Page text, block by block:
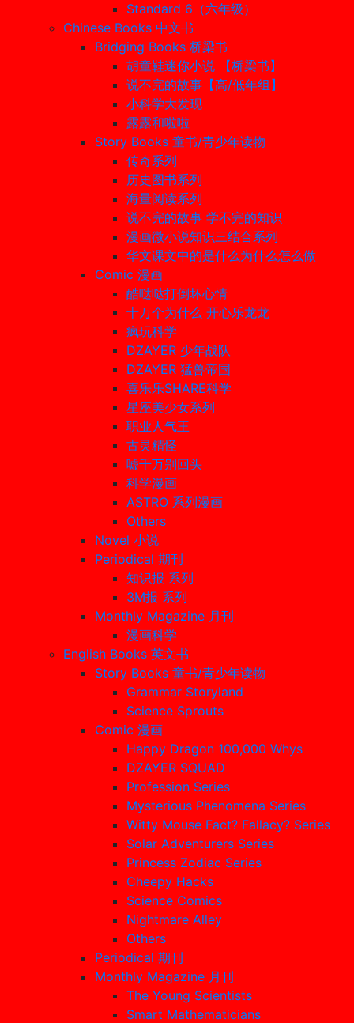
Standard 6（六年级）
Chinese Books 中文书
Bridging Books 桥梁书
胡童鞋迷你小说 【桥梁书】
说不完的故事【高/低年组】
小科学大发现
露露和啦啦
Story Books 童书/青少年读物
传奇系列
历史图书系列
海量阅读系列
说不完的故事 学不完的知识
漫画微小说知识三结合系列
华文课文中的是什么为什么怎么做
Comic 漫画
酷哒哒打倒坏心情
十万个为什么 开心乐龙龙
疯玩科学
DZAYER 少年战队
DZAYER 猛兽帝国
喜乐乐SHARE科学
星座美少女系列
职业人气王
古灵精怪
嘘千万别回头
科学漫画
ASTRO 系列漫画
Others
Novel 小说
Periodical 期刊
知识报 系列
3M报 系列
Monthly Magazine 月刊
漫画科学
English Books 英文书
Story Books 童书/青少年读物
Grammar Storyland
Science Sprouts
Comic 漫画
Happy Dragon 100,000 Whys
DZAYER SQUAD
Profession Series
Mysterious Phenomena Series
Witty Mouse Fact? Fallacy? Series
Solar Adventurers Series
Princess Zodiac Series
Cheepy Hacks
Science Comics
Nightmare Alley
Others
Periodical 期刊
Monthly Magazine 月刊
The Young Scientists
Smart Mathematicians